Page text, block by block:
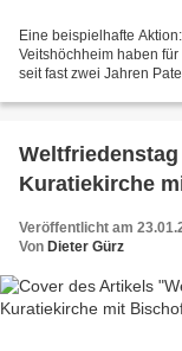
Eine beispielhafte
Veitshöchheim haben
seit fast zwei Jahren
Kuratiekirche
Veröffentlicht am
Von Dieter Gürz